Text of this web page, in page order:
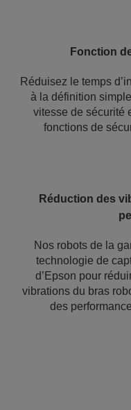
Fonction
Réduisez le temps
à la définition
vitesse de sécurité
fonctions de
Réduction des
Nos robots de la
technologie de
d’Epson pour
vibrations du bras
des